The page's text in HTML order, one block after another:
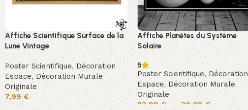
Affiche Scientifique Surface de la
Lune Vintage
Poster Scientifique,Décoration
Espace,Décoration Murale
Originale
7,99 €
Affiche Planètes du Système
Solaire
5
Poster Scientifique,Décoration
Espace,Décoration Murale
Originale
23,99 € – 30,99€